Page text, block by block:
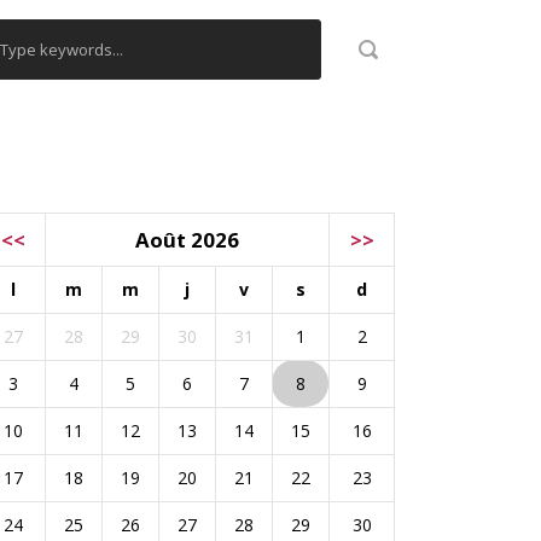
<< Août 2026 >>
l m m j v s d
27 28 29 30 31 1 2
3 4 5 6 7 8 9
10 11 12 13 14 15 16
17 18 19 20 21 22 23
24 25 26 27 28 29 30